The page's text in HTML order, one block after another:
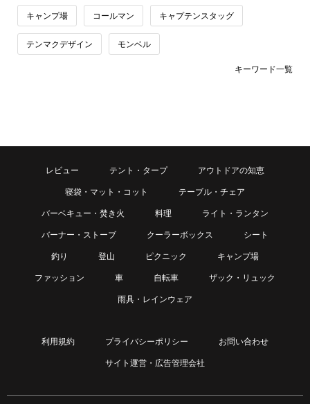
キャンプ場 コールマン キャプテンスタッグ
テンマクデザイン モンベル
キーワード一覧
レビュー テント・タープ アウトドアの知恵
寝袋・マット・コット テーブル・チェア
バーベキュー・焚き火 料理 ライト・ランタン
バーナー・ストーブ クーラーボックス シート
釣り 登山 ピクニック キャンプ場
ファッション 車 自転車 ザック・リュック
雨具・レインウェア
利用規約 プライバシーポリシー お問い合わせ
サイト運営・広告管理会社